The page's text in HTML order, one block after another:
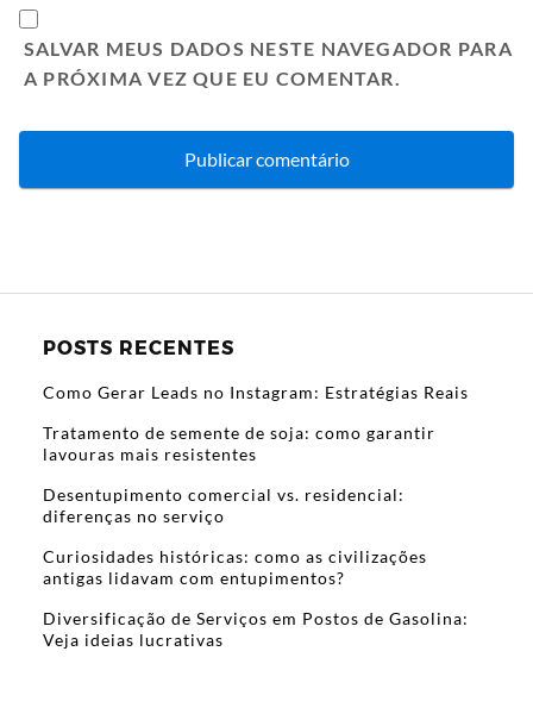
SALVAR MEUS DADOS NESTE NAVEGADOR PARA
A PRÓXIMA VEZ QUE EU COMENTAR.
POSTS RECENTES
Como Gerar Leads no Instagram: Estratégias Reais
Tratamento de semente de soja: como garantir
lavouras mais resistentes
Desentupimento comercial vs. residencial:
diferenças no serviço
Curiosidades históricas: como as civilizações
antigas lidavam com entupimentos?
Diversificação de Serviços em Postos de Gasolina:
Veja ideias lucrativas